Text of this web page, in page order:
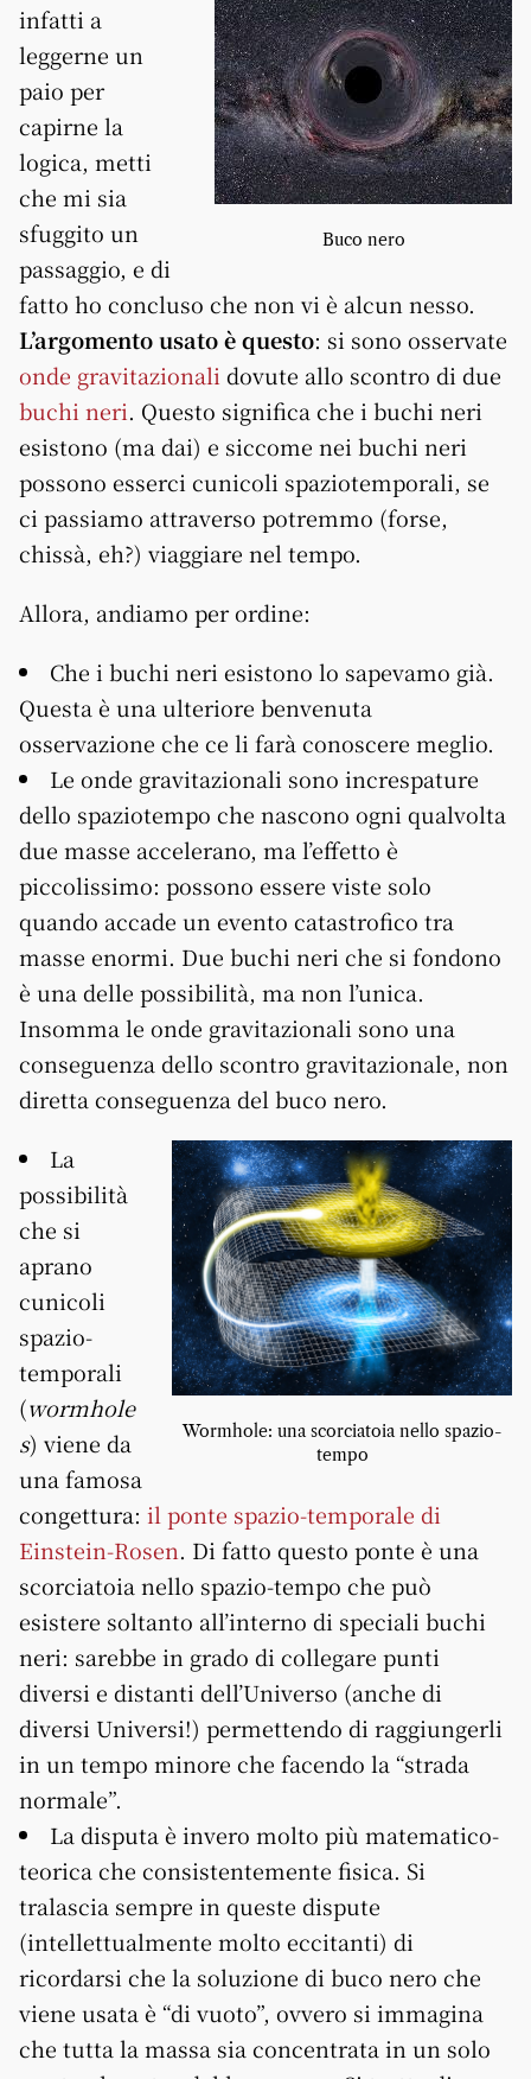
Buco nero
infatti a
leggerne un
paio per
capirne la
logica, metti
che mi sia
sfuggito un
passaggio, e di
fatto ho concluso che non vi è alcun nesso.
L’argomento usato è questo: si sono osservate
onde gravitazionali dovute allo scontro di due
buchi neri. Questo significa che i buchi neri
esistono (ma dai) e siccome nei buchi neri
possono esserci cunicoli spaziotemporali, se
ci passiamo attraverso potremmo (forse,
chissà, eh?) viaggiare nel tempo.
Allora, andiamo per ordine:
Che i buchi neri esistono lo sapevamo già.
Questa è una ulteriore benvenuta
osservazione che ce li farà conoscere meglio.
Le onde gravitazionali sono increspature
dello spaziotempo che nascono ogni qualvolta
due masse accelerano, ma l’effetto è
piccolissimo: possono essere viste solo
quando accade un evento catastrofico tra
masse enormi. Due buchi neri che si fondono
è una delle possibilità, ma non l’unica.
Insomma le onde gravitazionali sono una
conseguenza dello scontro gravitazionale, non
diretta conseguenza del buco nero.
Wormhole: una scorciatoia nello spazio-
tempo
La
possibilità
che si
aprano
cunicoli
spazio-
temporali
(wormhole
s) viene da
una famosa
congettura: il ponte spazio-temporale di
Einstein-Rosen. Di fatto questo ponte è una
scorciatoia nello spazio-tempo che può
esistere soltanto all’interno di speciali buchi
neri: sarebbe in grado di collegare punti
diversi e distanti dell’Universo (anche di
diversi Universi!) permettendo di raggiungerli
in un tempo minore che facendo la “strada
normale”.
La disputa è invero molto più matematico-
teorica che consistentemente fisica. Si
tralascia sempre in queste dispute
(intellettualmente molto eccitanti) di
ricordarsi che la soluzione di buco nero che
viene usata è “di vuoto”, ovvero si immagina
che tutta la massa sia concentrata in un solo